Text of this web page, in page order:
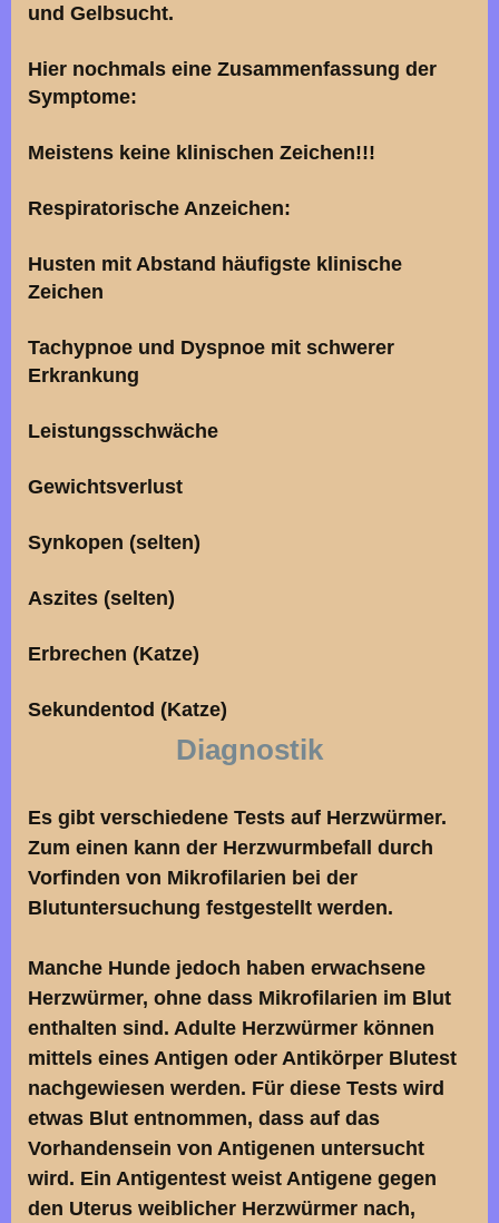
und Gelbsucht.
Hier nochmals eine Zusammenfassung der
Symptome:
Meistens keine klinischen Zeichen!!!
Respiratorische Anzeichen:
Husten mit Abstand häufigste klinische
Zeichen
Tachypnoe und Dyspnoe mit schwerer
Erkrankung
Leistungsschwäche
Gewichtsverlust
Synkopen (selten)
Aszites (selten)
Erbrechen (Katze)
Sekundentod (Katze)
Diagnostik
Es gibt verschiedene Tests auf Herzwürmer.
Zum einen kann der Herzwurmbefall durch
Vorfinden von Mikrofilarien bei der
Blutuntersuchung festgestellt werden.
Manche Hunde jedoch haben erwachsene
Herzwürmer, ohne dass Mikrofilarien im Blut
enthalten sind. Adulte Herzwürmer können
mittels eines Antigen oder Antikörper Blutest
nachgewiesen werden. Für diese Tests wird
etwas Blut entnommen, dass auf das
Vorhandensein von Antigenen untersucht
wird. Ein Antigentest weist Antigene gegen
den Uterus weiblicher Herzwürmer nach,